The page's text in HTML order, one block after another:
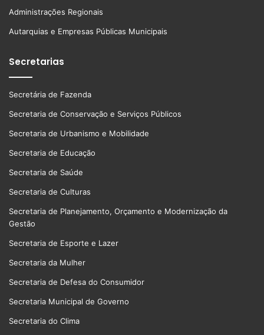
Administrações Regionais
Autarquias e Empresas Públicas Municipais
Secretarias
Secretária de Fazenda
Secretaria de Conservação e Serviços Públicos
Secretaria de Urbanismo e Mobilidade
Secretaria de Educação
Secretaria de Saúde
Secretaria de Culturas
Secretaria de Planejamento, Orçamento e Modernização da
Gestão
Secretaria de Esporte e Lazer
Secretaria da Mulher
Secretaria de Defesa do Consumidor
Secretaria Municipal de Governo
Secretaria do Clima